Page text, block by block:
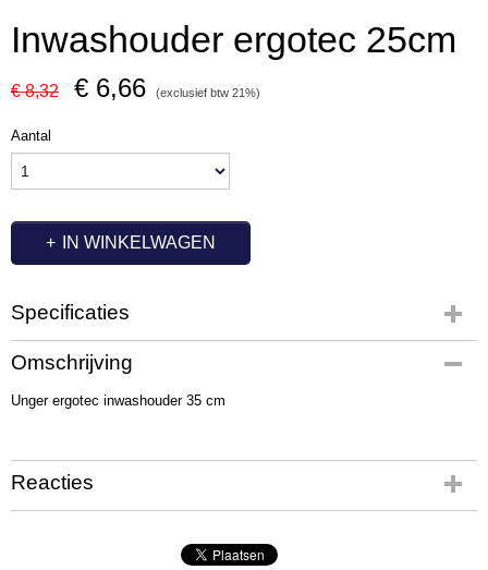
Inwashouder ergotec 25cm
€ 8,32 € 6,66 (exclusief btw 21%)
Aantal
IN WINKELWAGEN
Specificaties
Productcode
UT3271
Omschrijving
Unger ergotec inwashouder 35 cm
Reacties